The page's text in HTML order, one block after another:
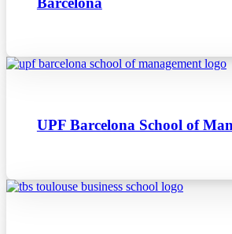
UPF Barcelona School of